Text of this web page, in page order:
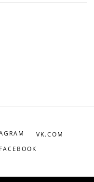
VK.COM
FACEBOOK